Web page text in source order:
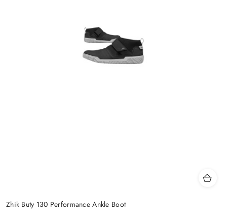
Zhik Buty 130 Performance Ankle Boot